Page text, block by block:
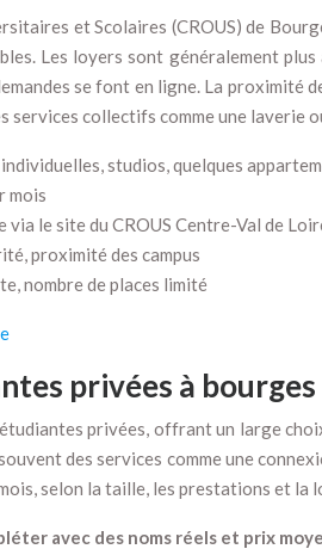
et Scolaires (CROUS) de
Les loyers sont généralement
se font en ligne. La proximité
collectifs comme une laverie
studios, quelques
mois
via le site du CROUS Centre-Val de
proximité des campus
nombre de places limité
privées à bourges
privées, offrant un large
des services comme une
selon la taille, les prestations et
avec des noms réels et prix